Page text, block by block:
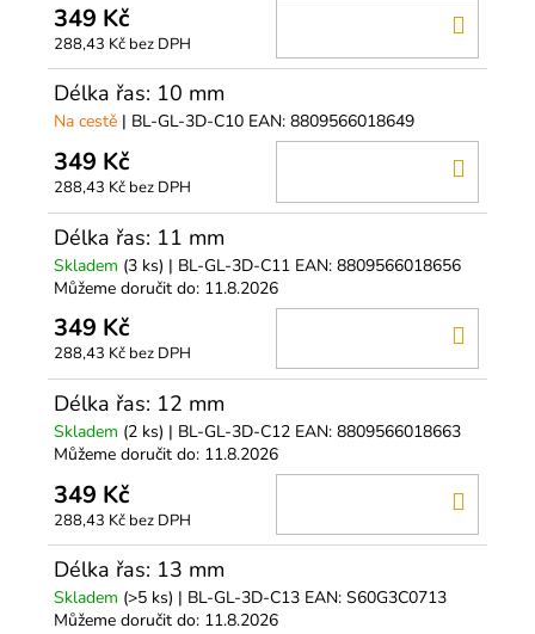
349 Kč
288,43 Kč bez DPH
Délka řas: 10 mm
Na cestě | BL-GL-3D-C10 EAN: 8809566018649
349 Kč
288,43 Kč bez DPH
Délka řas: 11 mm
Skladem (3 ks) | BL-GL-3D-C11 EAN: 8809566018656
Můžeme doručit do: 11.8.2026
349 Kč
288,43 Kč bez DPH
Délka řas: 12 mm
Skladem (2 ks) | BL-GL-3D-C12 EAN: 8809566018663
Můžeme doručit do: 11.8.2026
349 Kč
288,43 Kč bez DPH
Délka řas: 13 mm
Skladem (>5 ks) | BL-GL-3D-C13 EAN: S60G3C0713
Můžeme doručit do: 11.8.2026